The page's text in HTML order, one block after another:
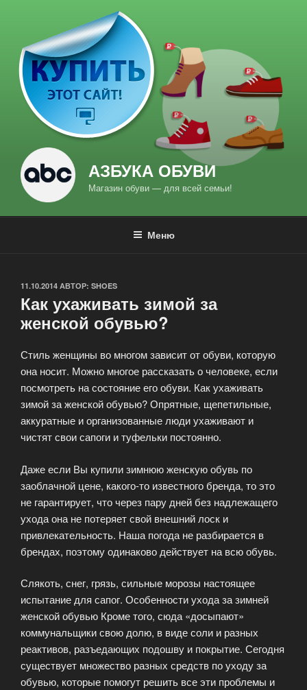
содержимому
АЗБУКА ОБУВИ
Магазин обуви — для всей семьи!
Меню
ОПУБЛИКОВАНО
11.10.2014 АВТОР: SHOES
Как ухаживать зимой за
женской обувью?
Стиль женщины во многом зависит от обуви, которую
она носит. Можно многое рассказать о человеке, если
посмотреть на состояние его обуви. Как ухаживать
зимой за женской обувью? Опрятные, щепетильные,
аккуратные и организованные люди ухаживают и
чистят свои сапоги и туфельки постоянно.
Даже если Вы купили зимнюю женскую обувь по
заоблачной цене, какого-то известного бренда, то это
не гарантирует, что через пару дней без надлежащего
ухода она не потеряет свой внешний лоск и
привлекательность. Наша погода не разбирается в
брендах, поэтому одинаково действует на всю обувь.
Слякоть, снег, грязь, сильные морозы настоящее
испытание для сапог. Особенности ухода за зимней
женской обувью Кроме того, сюда «досыпают»
коммунальщики свою долю, в виде соли и разных
реактивов, разъедающих подошву и покрытие. Сегодня
существует множество разных средств по уходу за
обувью, которые помогут решить все эти проблемы и